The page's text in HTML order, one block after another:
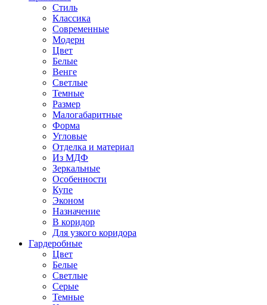
Стиль
Классика
Современные
Модерн
Цвет
Белые
Венге
Светлые
Темные
Размер
Малогабаритные
Форма
Угловые
Отделка и материал
Из МДФ
Зеркальные
Особенности
Купе
Эконом
Назначение
В коридор
Для узкого коридора
Гардеробные
Цвет
Белые
Светлые
Серые
Темные